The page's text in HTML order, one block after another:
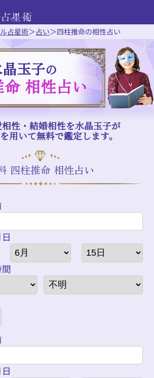
占星術＞占い＞四柱推命の相性占い
玉子の
相性占い
性・結婚相性を水晶玉子が
用いて無料で鑑定します。
四柱推命 相性占い